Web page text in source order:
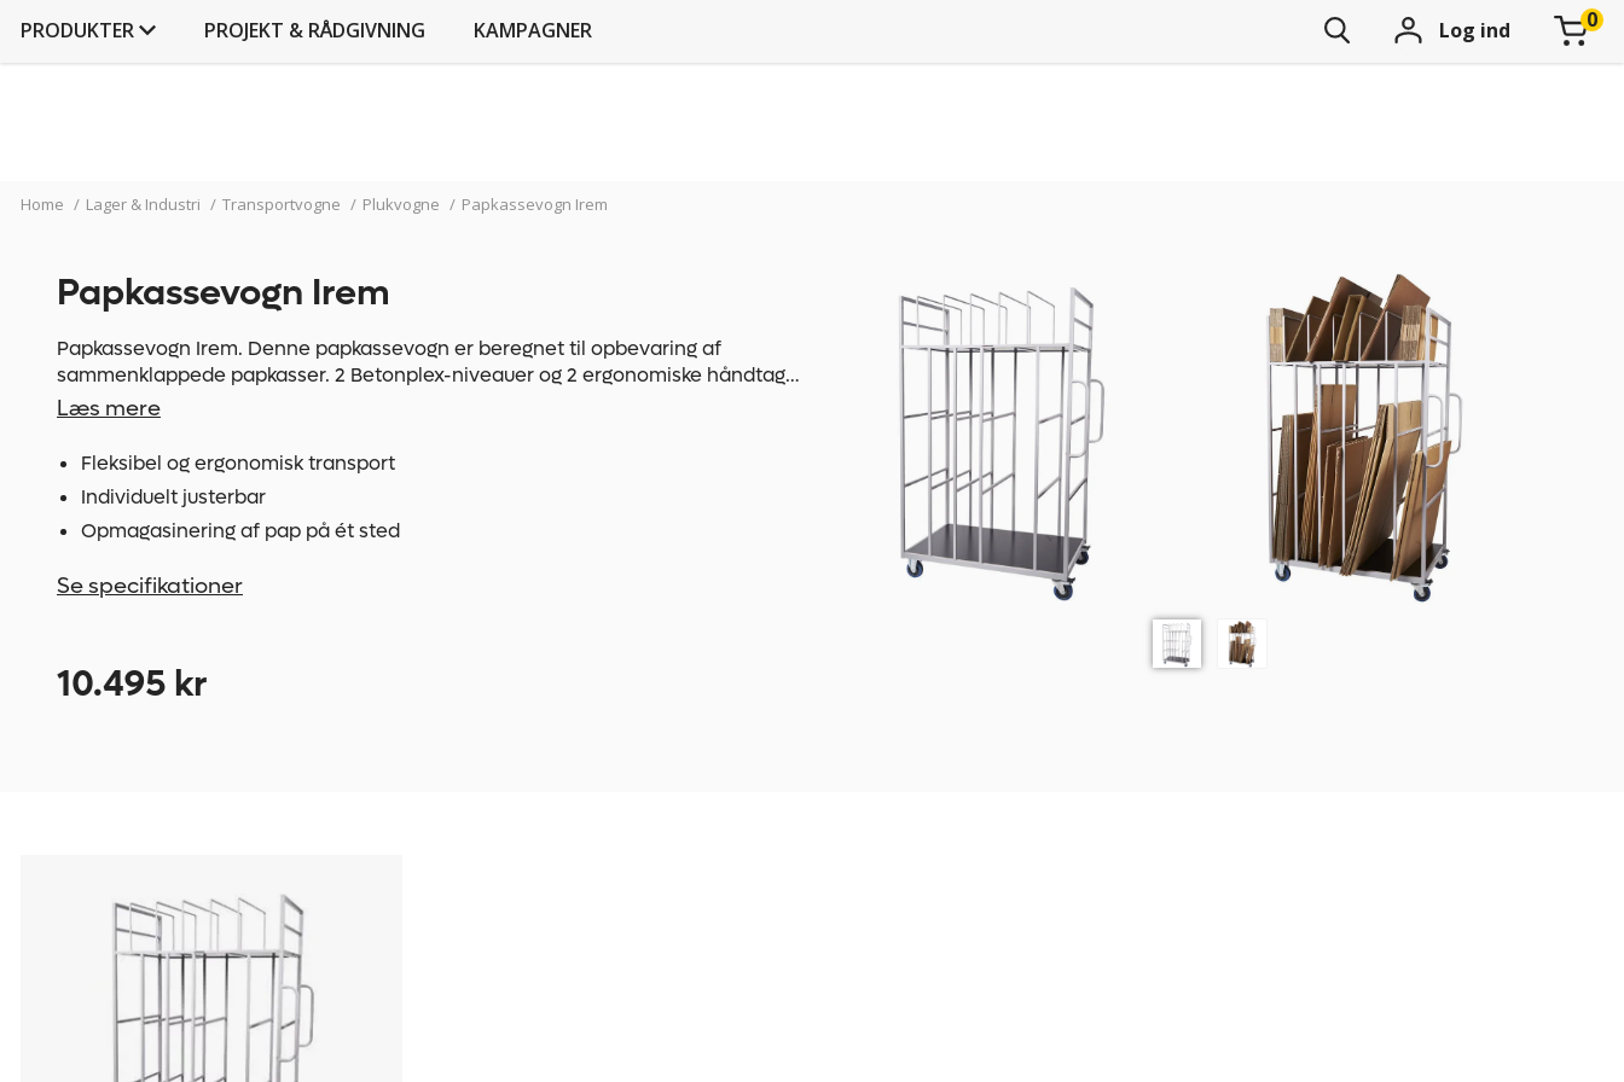
PRODUKTER PROJEKT & RÅDGIVNING KAMPAGNER Log ind
Home / Lager & Industri / Transportvogne / Plukvogne / Papkassevogn Irem
Papkassevogn Irem
Papkassevogn Irem. Denne papkassevogn er beregnet til opbevaring af
sammenklappede papkasser. 2 Betonplex-niveauer og 2 ergonomiske håndtag
giver optimal komfort. Papvognen er udstyret med 2 normale drejelige hjul og 2
(non-marking). Slidstærk grå pulverlakering (uden opløsningsmidler, mindre
skadelig for miljøet). Papvognen leveres samlet.
Læs mere
Fleksibel og ergonomisk transport
Individuelt justerbar
Opmagasinering af pap på ét sted
Se specifikationer
10.495 kr
sammenklappede